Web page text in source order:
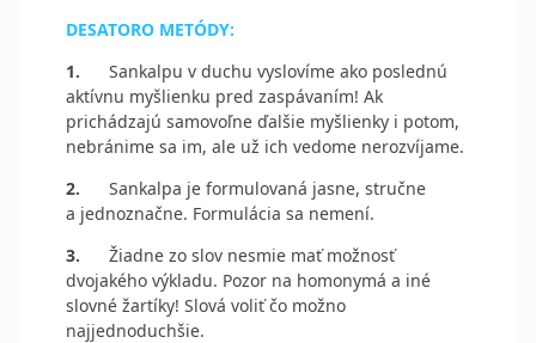
DESATORO METÓDY:
1.
Sankalpu v duchu vyslovíme ako poslednú
aktívnu myšlienku pred zaspávaním! Ak
prichádzajú samovoľne ďalšie myšlienky i potom,
nebránime sa im, ale už ich vedome nerozvíjame.
2.
Sankalpa je formulovaná jasne, stručne
a jednoznačne. Formulácia sa nemení.
3.
Žiadne zo slov nesmie mať možnosť
dvojakého výkladu. Pozor na homonymá a iné
slovné žartíky! Slová voliť čo možno
najjednoduchšie.